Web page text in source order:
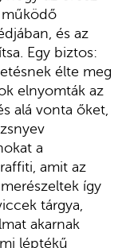
működő
és az
Egy biztos:
élte meg
elnyomták az
alá vonta őket,
a
amit az
így
tárgya,
akarnak
léptékű